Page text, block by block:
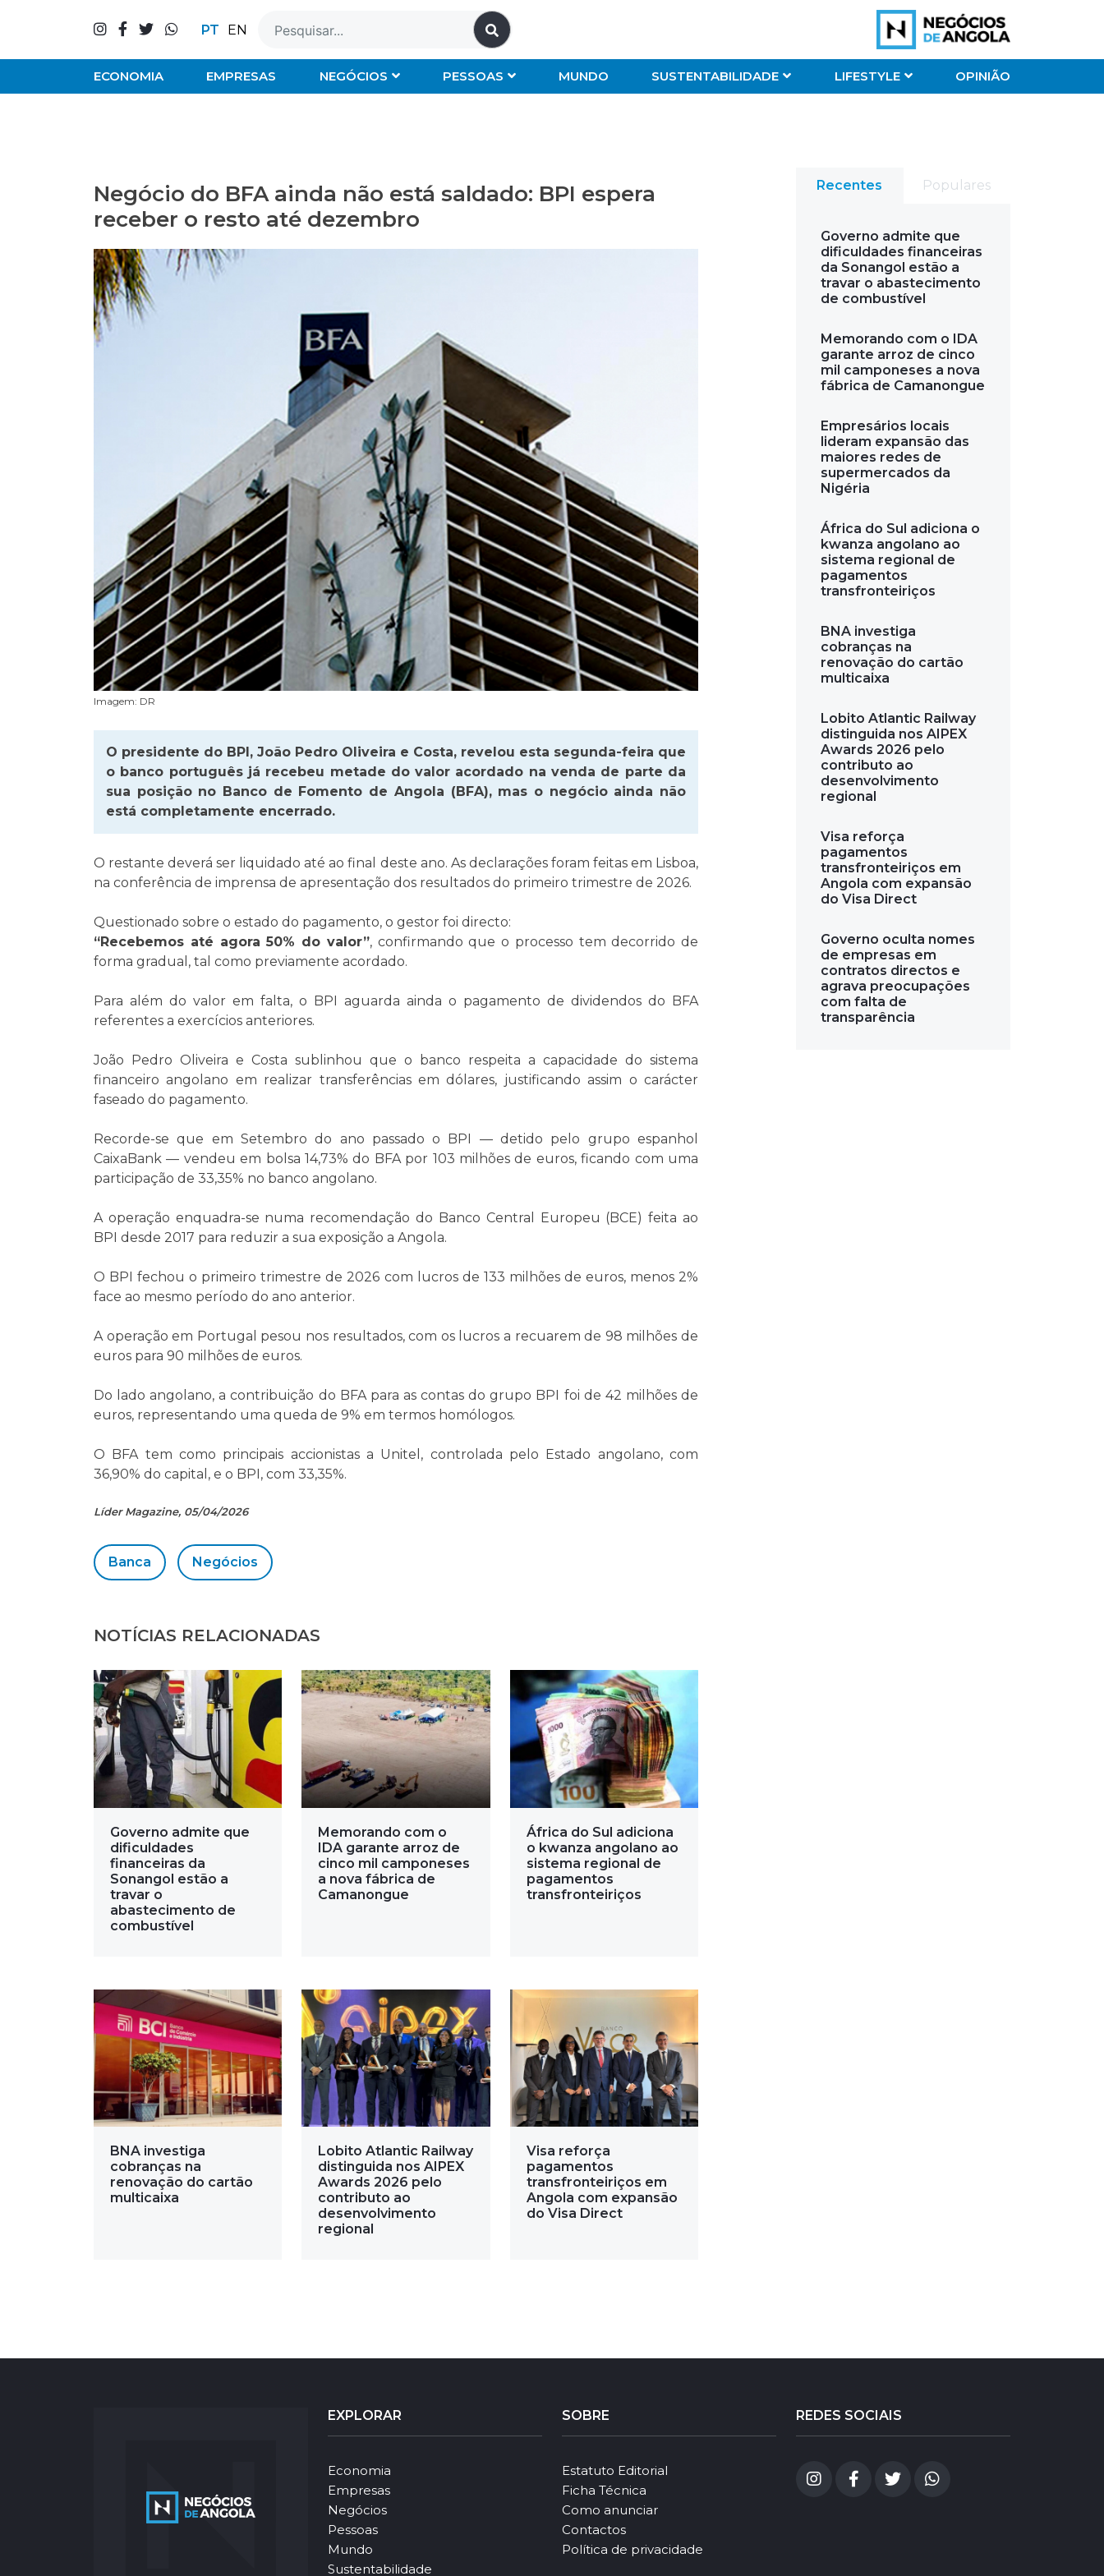
PT EN
ECONOMIA EMPRESAS NEGÓCIOS PESSOAS MUNDO SUSTENTABILIDADE LIFESTYLE OPINIÃO
Negócio do BFA ainda não está saldado: BPI espera
receber o resto até dezembro
Imagem: DR
O presidente do BPI, João Pedro Oliveira e Costa, revelou esta segunda-feira que
o banco português já recebeu metade do valor acordado na venda de parte da
sua posição no Banco de Fomento de Angola (BFA), mas o negócio ainda não
está completamente encerrado.
O restante deverá ser liquidado até ao final deste ano. As declarações foram feitas em Lisboa,
na conferência de imprensa de apresentação dos resultados do primeiro trimestre de 2026.
Questionado sobre o estado do pagamento, o gestor foi directo:
“Recebemos até agora 50% do valor”, confirmando que o processo tem decorrido de
forma gradual, tal como previamente acordado.
Para além do valor em falta, o BPI aguarda ainda o pagamento de dividendos do BFA
referentes a exercícios anteriores.
João Pedro Oliveira e Costa sublinhou que o banco respeita a capacidade do sistema
financeiro angolano em realizar transferências em dólares, justificando assim o carácter
faseado do pagamento.
Recorde-se que em Setembro do ano passado o BPI — detido pelo grupo espanhol
CaixaBank — vendeu em bolsa 14,73% do BFA por 103 milhões de euros, ficando com uma
participação de 33,35% no banco angolano.
A operação enquadra-se numa recomendação do Banco Central Europeu (BCE) feita ao
BPI desde 2017 para reduzir a sua exposição a Angola.
O BPI fechou o primeiro trimestre de 2026 com lucros de 133 milhões de euros, menos 2%
face ao mesmo período do ano anterior.
A operação em Portugal pesou nos resultados, com os lucros a recuarem de 98 milhões de
euros para 90 milhões de euros.
Do lado angolano, a contribuição do BFA para as contas do grupo BPI foi de 42 milhões de
euros, representando uma queda de 9% em termos homólogos.
O BFA tem como principais accionistas a Unitel, controlada pelo Estado angolano, com
36,90% do capital, e o BPI, com 33,35%.
Líder Magazine, 05/04/2026
Banca Negócios
NOTÍCIAS RELACIONADAS
Governo admite que
dificuldades
financeiras da
Sonangol estão a
travar o
abastecimento de
combustível
Memorando com o
IDA garante arroz de
cinco mil camponeses
a nova fábrica de
Camanongue
África do Sul adiciona
o kwanza angolano ao
sistema regional de
pagamentos
transfronteiriços
BNA investiga
cobranças na
renovação do cartão
multicaixa
Lobito Atlantic Railway
distinguida nos AIPEX
Awards 2026 pelo
contributo ao
desenvolvimento
regional
Visa reforça
pagamentos
transfronteiriços em
Angola com expansão
do Visa Direct
Recentes Populares
Governo admite que
dificuldades financeiras
da Sonangol estão a
travar o abastecimento
de combustível
Memorando com o IDA
garante arroz de cinco
mil camponeses a nova
fábrica de Camanongue
Empresários locais
lideram expansão das
maiores redes de
supermercados da
Nigéria
África do Sul adiciona o
kwanza angolano ao
sistema regional de
pagamentos
transfronteiriços
BNA investiga
cobranças na
renovação do cartão
multicaixa
Lobito Atlantic Railway
distinguida nos AIPEX
Awards 2026 pelo
contributo ao
desenvolvimento
regional
Visa reforça
pagamentos
transfronteiriços em
Angola com expansão
do Visa Direct
Governo oculta nomes
de empresas em
contratos directos e
agrava preocupações
com falta de
transparência
EXPLORAR
Economia
Empresas
Negócios
Pessoas
Mundo
Sustentabilidade
SOBRE
Estatuto Editorial
Ficha Técnica
Como anunciar
Contactos
Política de privacidade
REDES SOCIAIS